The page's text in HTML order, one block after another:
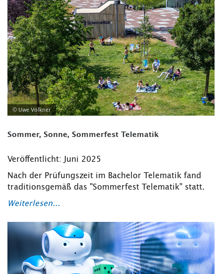
© Uwe Völkner
Sommer, Sonne, Sommerfest Telematik
Veröffentlicht: Juni 2025
Nach der Prüfungszeit im Bachelor Telematik fand
traditionsgemäß das "Sommerfest Telematik" statt.
Weiterlesen...